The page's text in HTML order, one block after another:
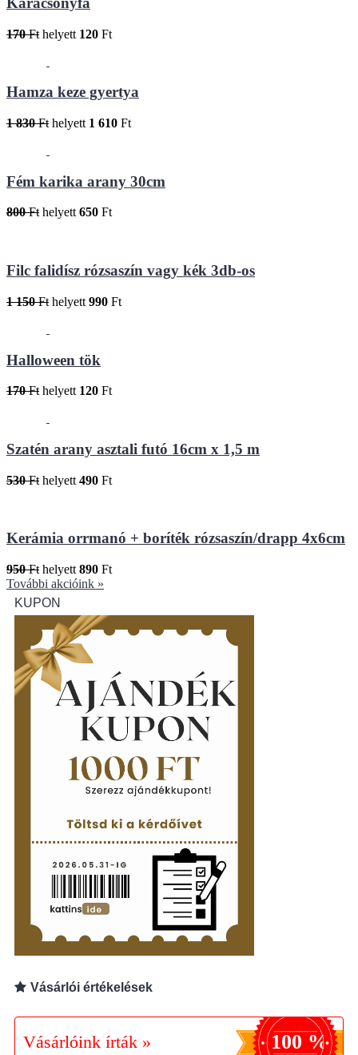
170 Ft helyett 120 Ft
Hamza keze gyertya
1 830 Ft helyett 1 610 Ft
Fém karika arany 30cm
800 Fthelyett650 Ft
Filc falidísz rózsaszín vagy kék 3db-os
1 150 Ft helyett 990 Ft
Halloween tök
170 Ft helyett 120 Ft
Szatén arany asztali futó 16cm x 1,5 m
530 Ft helyett 490 Ft
Kerámia orrmanó + boríték rózsaszín/drapp 4x6cm
950 Ft helyett 890 Ft
További akcióink »
KUPON
Vásárlói értékelések
Vásárlóink írták » 100 %